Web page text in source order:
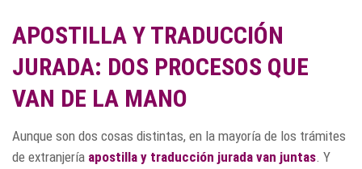
APOSTILLA Y TRADUCCIÓN
JURADA: DOS PROCESOS QUE
VAN DE LA MANO
Aunque son dos cosas distintas, en la mayoría de los trámites
de extranjería apostilla y traducción jurada van juntas. Y